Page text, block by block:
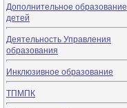
Дополнительное образование
детей
Деятельность Управления
образования
Инклюзивное образование
ТПМПК